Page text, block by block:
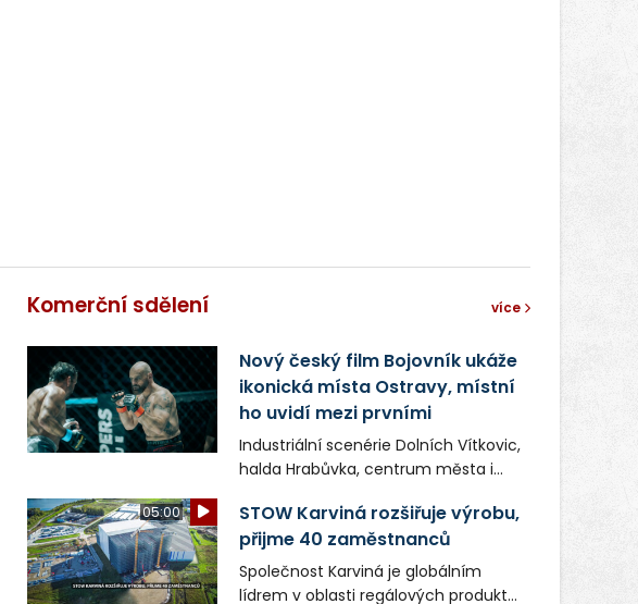
Komerční sdělení více
Nový český film Bojovník ukáže
ikonická místa Ostravy, místní
ho uvidí mezi prvními
Industriální scenérie Dolních Vítkovic,
halda Hrabůvka, centrum města i
v novém filmu Bojovník, který vstoupí
do kin už 13. srpna. Režiséři Vojtěch
Frič a Tomáš Dianiška si
moravskoslezskou metropoli
05:00
STOW Karviná rozšiřuje výrobu,
přijme 40 zaměstnanců
Společnost Karviná je globálním
lídrem v oblasti regálových produktů